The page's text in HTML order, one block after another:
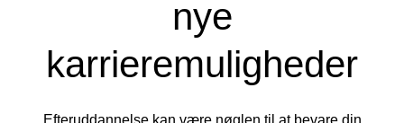
nye
karrieremuligheder
Efteruddannelse kan være nøglen til at bevare din